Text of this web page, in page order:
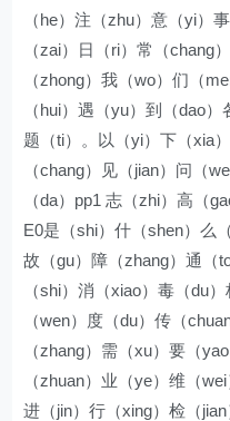
（he）注（zhu）意（yi）
（zai）日（ri）常（chang
（zhong）我（wo）们（
（hui）遇（yu）到（dao
题（ti）。以（yi）下（xia
（chang）见（jian）问（
（da）pp1 志（zhi）高（
E0是（shi）什（shen）么
故（gu）障（zhang）通（
（shi）消（xiao）毒（du
（wen）度（du）传（
（zhang）需（xu）要（
（zhuan）业（ye）维（
进（jin）行（xing）检（